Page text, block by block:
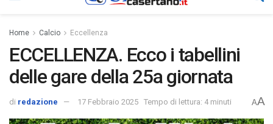
Home Calcio Eccellenza
ECCELLENZA. Ecco i tabellini
delle gare della 25a giornata
di redazione 17 Febbraio 2025 Tempo di lettura: 4 minuti AA